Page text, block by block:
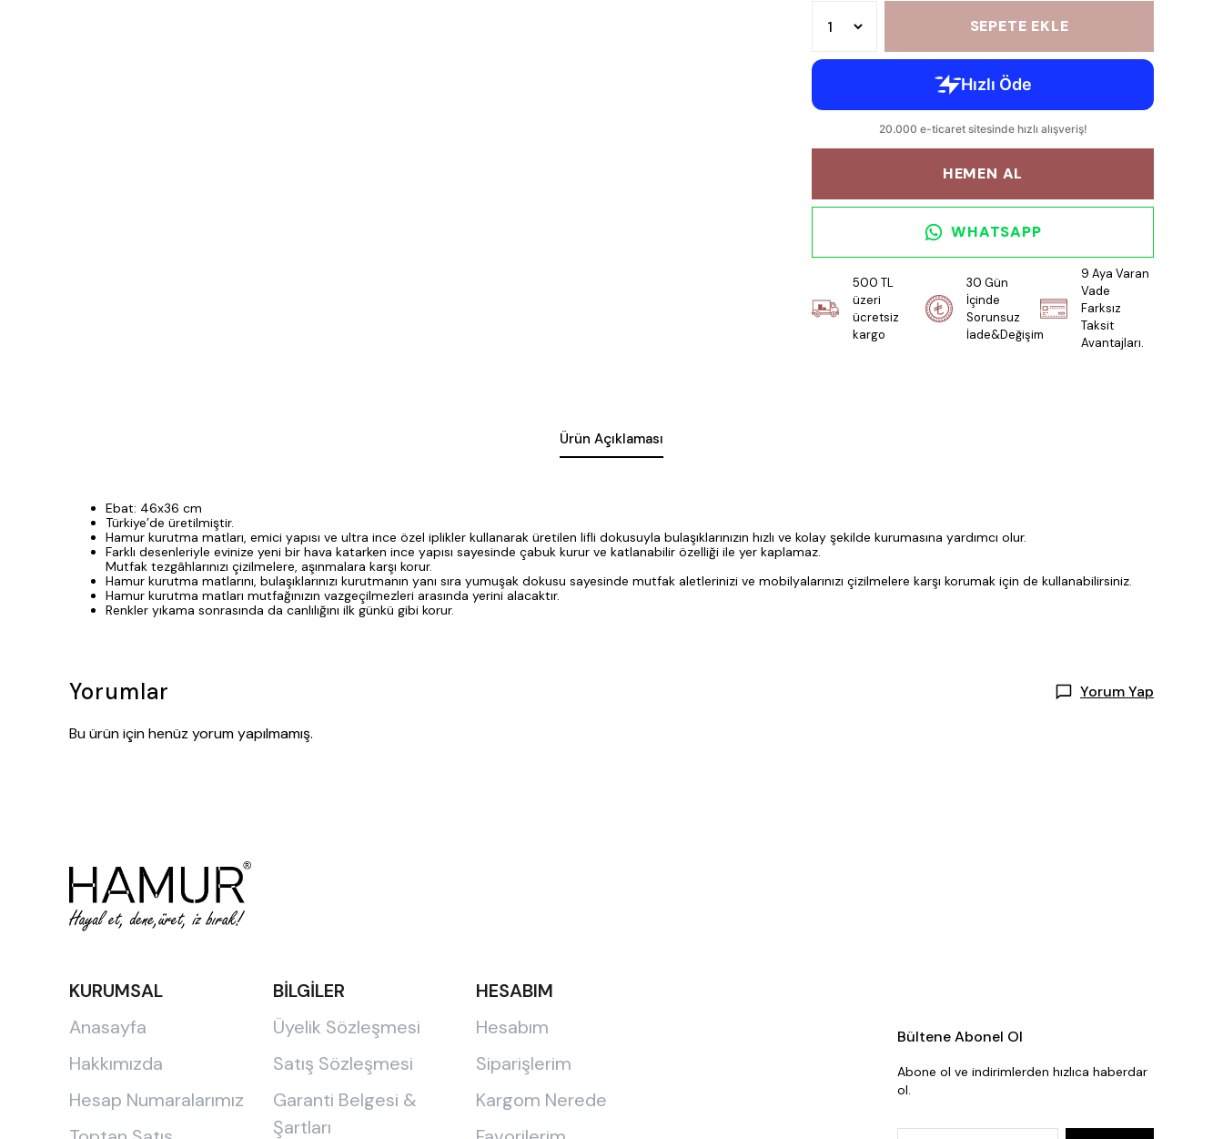
SEPETE EKLE
HEMEN AL
WHATSAPP
500 TL
üzeri
ücretsiz
kargo
30 Gün
İçinde
Sorunsuz
İade&Değişim
9 Aya Varan
Vade
Farksız
Taksit
Avantajları.
Ürün Açıklaması
Ebat: 46x36 cm
Türkiye’de üretilmiştir.
Hamur kurutma matları, emici yapısı ve ultra ince özel iplikler kullanarak üretilen lifli dokusuyla bulaşıklarınızın hızlı ve kolay şekilde kurumasına yardımcı olur.
Farklı desenleriyle evinize yeni bir hava katarken ince yapısı sayesinde çabuk kurur ve katlanabilir özelliği ile yer kaplamaz.
Mutfak tezgâhlarınızı çizilmelere, aşınmalara karşı korur.
Hamur kurutma matlarını, bulaşıklarınızı kurutmanın yanı sıra yumuşak dokusu sayesinde mutfak aletlerinizi ve mobilyalarınızı çizilmelere karşı korumak için de kullanabilirsiniz.
Hamur kurutma matları mutfağınızın vazgeçilmezleri arasında yerini alacaktır.
Renkler yıkama sonrasında da canlılığını ilk günkü gibi korur.
Yorumlar Yorum Yap
Bu ürün için henüz yorum yapılmamış.
KURUMSAL
Anasayfa
Hakkımızda
Hesap Numaralarımız
BİLGİLER
Üyelik Sözleşmesi
Satış Sözleşmesi
Garanti Belgesi &
Şartları
HESABIM
Hesabım
Siparişlerim
Kargom Nerede
Bültene Abonel Ol
Abone ol ve indirimlerden hızlıca haberdar
ol.